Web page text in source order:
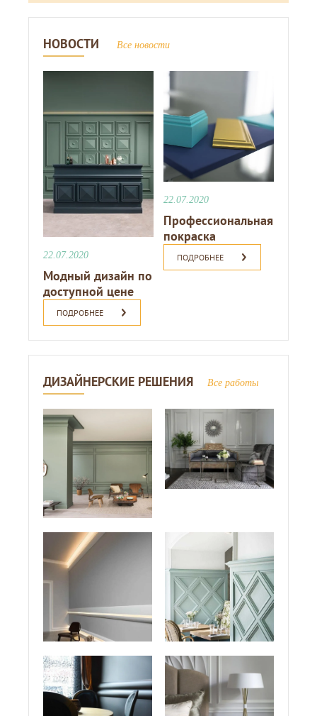
НОВОСТИ Все новости
22.07.2020
Модный дизайн по
доступной цене
ПОДРОБНЕЕ
22.07.2020
Профессиональная
покраска
ПОДРОБНЕЕ
ДИЗАЙНЕРСКИЕ РЕШЕНИЯ Все работы